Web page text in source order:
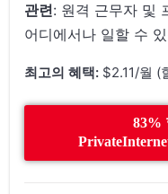
관련: 원격 근무자 및
어디에서나 일할 수
최고의 혜택: $2.11/월 (
83%